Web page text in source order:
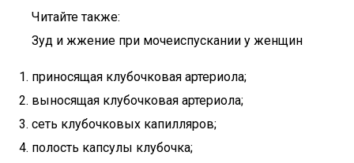
Читайте также:
Зуд и жжение при мочеиспускании у женщин
приносящая клубочковая артериола;
выносящая клубочковая артериола;
сеть клубочковых капилляров;
полость капсулы клубочка;